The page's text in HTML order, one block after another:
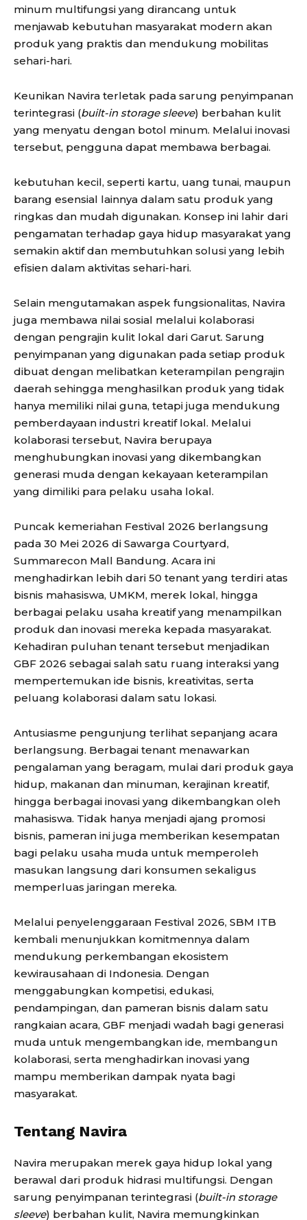
minum multifungsi yang dirancang untuk
menjawab kebutuhan masyarakat modern akan
produk yang praktis dan mendukung mobilitas
sehari-hari.
Keunikan Navira terletak pada sarung penyimpanan
terintegrasi (built-in storage sleeve) berbahan kulit
yang menyatu dengan botol minum. Melalui inovasi
tersebut, pengguna dapat membawa berbagai.
kebutuhan kecil, seperti kartu, uang tunai, maupun
barang esensial lainnya dalam satu produk yang
ringkas dan mudah digunakan. Konsep ini lahir dari
pengamatan terhadap gaya hidup masyarakat yang
semakin aktif dan membutuhkan solusi yang lebih
efisien dalam aktivitas sehari-hari.
Selain mengutamakan aspek fungsionalitas, Navira
juga membawa nilai sosial melalui kolaborasi
dengan pengrajin kulit lokal dari Garut. Sarung
penyimpanan yang digunakan pada setiap produk
dibuat dengan melibatkan keterampilan pengrajin
daerah sehingga menghasilkan produk yang tidak
hanya memiliki nilai guna, tetapi juga mendukung
pemberdayaan industri kreatif lokal. Melalui
kolaborasi tersebut, Navira berupaya
menghubungkan inovasi yang dikembangkan
generasi muda dengan kekayaan keterampilan
yang dimiliki para pelaku usaha lokal.
Puncak kemeriahan Festival 2026 berlangsung
pada 30 Mei 2026 di Sawarga Courtyard,
Summarecon Mall Bandung. Acara ini
menghadirkan lebih dari 50 tenant yang terdiri atas
bisnis mahasiswa, UMKM, merek lokal, hingga
berbagai pelaku usaha kreatif yang menampilkan
produk dan inovasi mereka kepada masyarakat.
Kehadiran puluhan tenant tersebut menjadikan
GBF 2026 sebagai salah satu ruang interaksi yang
mempertemukan ide bisnis, kreativitas, serta
peluang kolaborasi dalam satu lokasi.
Antusiasme pengunjung terlihat sepanjang acara
berlangsung. Berbagai tenant menawarkan
pengalaman yang beragam, mulai dari produk gaya
hidup, makanan dan minuman, kerajinan kreatif,
hingga berbagai inovasi yang dikembangkan oleh
mahasiswa. Tidak hanya menjadi ajang promosi
bisnis, pameran ini juga memberikan kesempatan
bagi pelaku usaha muda untuk memperoleh
masukan langsung dari konsumen sekaligus
memperluas jaringan mereka.
Melalui penyelenggaraan Festival 2026, SBM ITB
kembali menunjukkan komitmennya dalam
mendukung perkembangan ekosistem
kewirausahaan di Indonesia. Dengan
menggabungkan kompetisi, edukasi,
pendampingan, dan pameran bisnis dalam satu
rangkaian acara, GBF menjadi wadah bagi generasi
muda untuk mengembangkan ide, membangun
kolaborasi, serta menghadirkan inovasi yang
mampu memberikan dampak nyata bagi
masyarakat.
Tentang Navira
Navira merupakan merek gaya hidup lokal yang
berawal dari produk hidrasi multifungsi. Dengan
sarung penyimpanan terintegrasi (built-in storage
sleeve) berbahan kulit, Navira memungkinkan